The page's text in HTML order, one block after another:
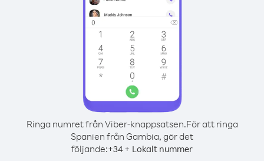
Ringa numret från Viber-knappsatsen.För att ringa
Spanien från Gambia, gör det
följande:+34 + Lokalt nummer